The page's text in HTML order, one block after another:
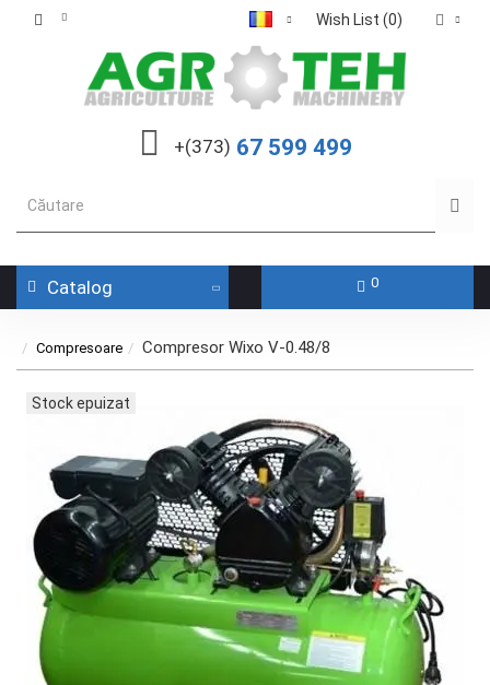
Wish List (0)
+(373) 67 599 499
Catalog 0
Compresoare Compresor Wixo V-0.48/8
Stock epuizat